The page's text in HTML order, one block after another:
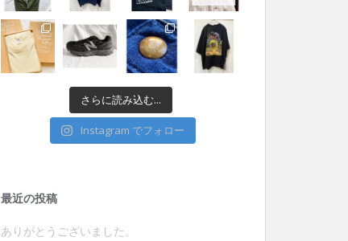
さらに読み込む...
Instagram でフォロー
最近の投稿
ありがとうございました。